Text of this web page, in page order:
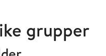
grupper